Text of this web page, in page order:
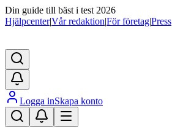
Din guide till bäst i test 2026
Hjälpcenter|Vår redaktion|För företag|Press
Logga inSkapa konto